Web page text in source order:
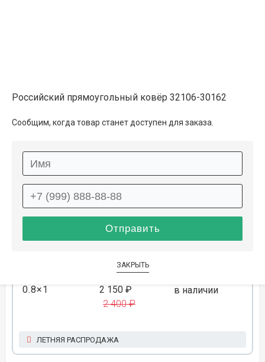
0.6×1 1 600 ₽ в наличии
0.6×1.2 1 950 ₽
2 150 ₽
ЛЕТНЯЯ РАСПРОДАЖА
0.8×1 2 150 ₽
2 400 ₽
в наличии
ЛЕТНЯЯ РАСПРОДАЖА
Российский прямоугольный ковёр 32106-30162
Сообщим, когда товар станет доступен для заказа.
ЗАКРЫТЬ